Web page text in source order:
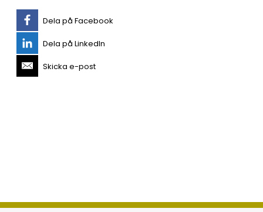
Dela på Facebook
Dela på LinkedIn
Skicka e-post